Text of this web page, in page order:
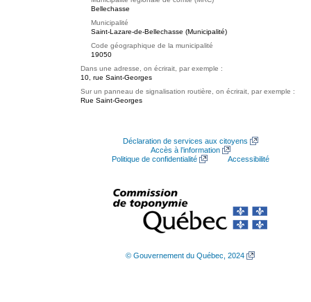
Bellechasse
Municipalité
Saint-Lazare-de-Bellechasse (Municipalité)
Code géographique de la municipalité
19050
Dans une adresse, on écrirait, par exemple :
10, rue Saint-Georges
Sur un panneau de signalisation routière, on écrirait, par exemple :
Rue Saint-Georges
Déclaration de services aux citoyens
Accès à l’information
Politique de confidentialité
Accessibilité
© Gouvernement du Québec, 2024